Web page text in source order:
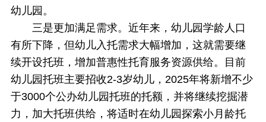
幼儿园。
三是更加满足需求。近年来，幼儿园学龄人口
有所下降，但幼儿入托需求大幅增加，这就需要继
续开设托班，增加普惠性托育服务资源供给。目前
幼儿园托班主要招收2-3岁幼儿，2025年将新增不少
于3000个公办幼儿园托班的托额，并将继续挖掘潜
力，加大托班供给，将适时在幼儿园探索小月龄托